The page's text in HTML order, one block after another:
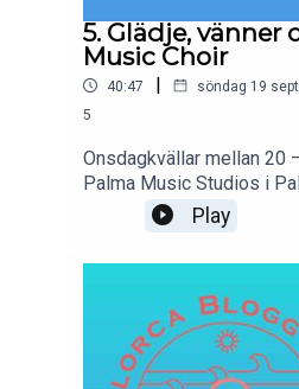
5. Glädje, vänner
Music Choir
40:47 | söndag 19
5
Onsdagkvällar mellan 20
Palma Music Studios i
musikbakgrunder och
Vi ses en gång i veckan
Play